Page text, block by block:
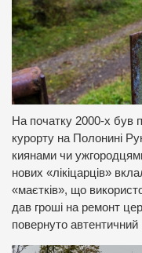
На початку 2000-х був
курорту на Полонині
киянами чи
нових «лікіцарців»
«маєтків», що
дав гроші на ремонт
повернуто